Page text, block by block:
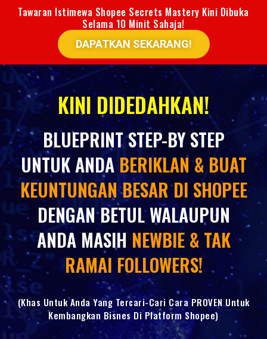
Tawaran Istimewa Shopee Secrets Mastery Kini Dibuka
Selama 10 Minit Sahaja!
DAPATKAN SEKARANG!
KINI DIDEDAHKAN!
BLUEPRINT STEP-BY STEP
UNTUK ANDABERIKLAN & BUAT
KEUNTUNGAN BESAR DI SHOPEE
DENGAN BETUL WALAUPUN
ANDA MASIHNEWBIE & TAK
RAMAI FOLLOWERS!
(Khas Untuk Anda Yang Tercari-Cari Cara PROVEN Untuk
Kembangkan Bisnes Di Platform Shopee)